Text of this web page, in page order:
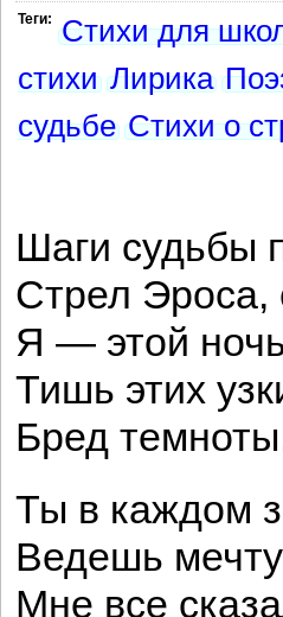
Теги: Стихи для
стихи Лирика
судьбе Стихи о
Шаги судьбы
Стрел
Я — этой
Тишь этих
Бред
Ты в каждом
Ведешь
Мне все